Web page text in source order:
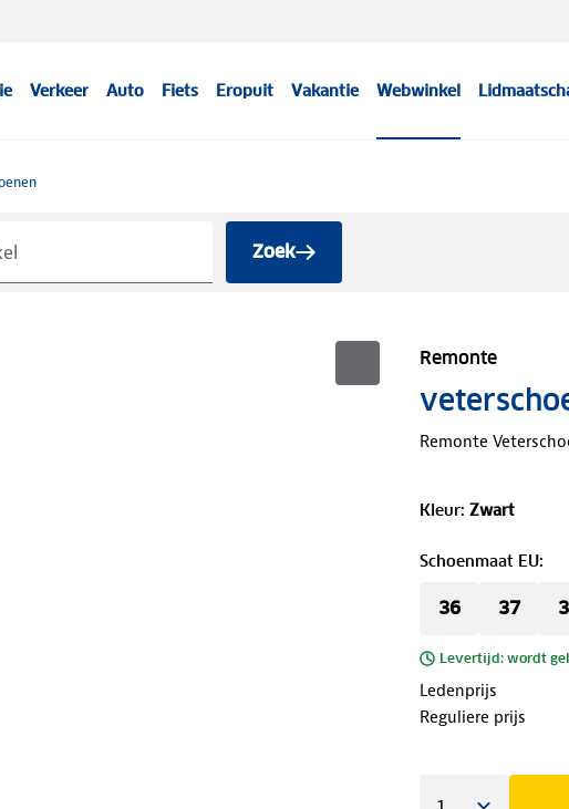
Verkeer Auto Fiets Eropuit Vakantie Webwinkel
Zoek
Remonte
Remonte
Kleur: Zwart
Schoenmaat EU:
36 37
Levertijd: wordt
Ledenprijs
Reguliere prijs